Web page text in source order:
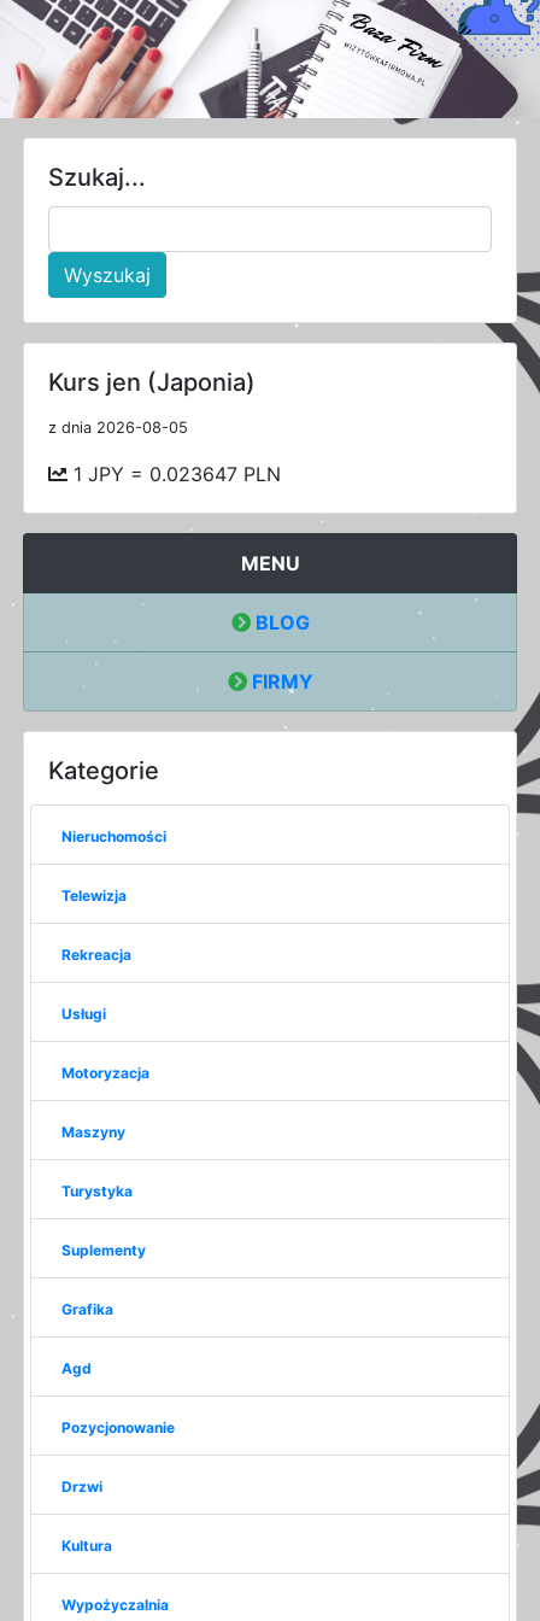
Szukaj...
Wyszukaj
Kurs jen (Japonia)
z dnia 2026-08-05
1 JPY = 0.023647 PLN
MENU
BLOG
FIRMY
Kategorie
Nieruchomości
Telewizja
Rekreacja
Usługi
Motoryzacja
Maszyny
Turystyka
Suplementy
Grafika
Agd
Pozycjonowanie
Drzwi
Kultura
Wypożyczalnia